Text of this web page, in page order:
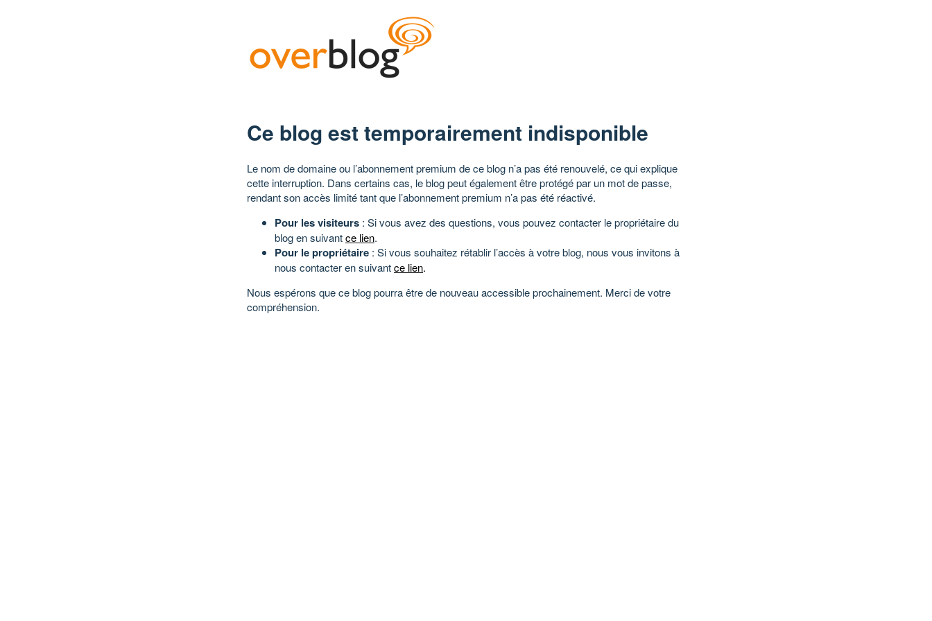
Ce blog est temporairement indisponible
Le nom de domaine ou l’abonnement premium de ce blog n’a pas été renouvelé, ce qui explique
cette interruption. Dans certains cas, le blog peut également être protégé par un mot de passe,
rendant son accès limité tant que l’abonnement premium n’a pas été réactivé.
Pour les visiteurs : Si vous avez des questions, vous pouvez contacter le propriétaire du
blog en suivantce lien.
Pour le propriétaire : Si vous souhaitez rétablir l’accès à votre blog, nous vous invitons à
nous contacter en suivantce lien.
Nous espérons que ce blog pourra être de nouveau accessible prochainement. Merci de votre
compréhension.